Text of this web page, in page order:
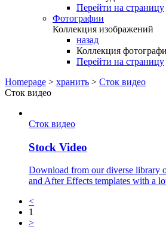
Перейти на страницу
Фотографии
Коллекция изображений
назад
Коллекция
Перейти на страницу
Homepage > хранить > Сток видео
Сток видео
Сток видео
Stock Video
Download from our diverse library
and After Effects templates with a
<
1
>